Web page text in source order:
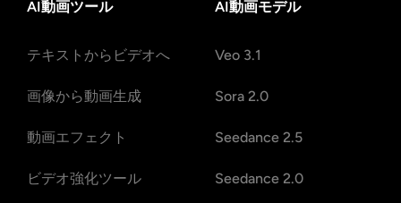
AI動画ツール
テキストからビデオへ
画像から動画生成
動画エフェクト
ビデオ強化ツール
AI動画モデル
Veo 3.1
Sora 2.0
Seedance 2.5
Seedance 2.0